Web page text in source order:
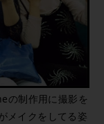
の制作用に撮影を
メイクをしてる姿